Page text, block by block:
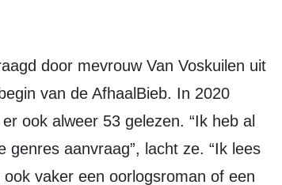
door mevrouw Van Voskuilen uit
van de AfhaalBieb. In 2020
ook alweer 53 gelezen. “Ik heb al
aanvraag”, lacht ze. “Ik lees
vaker een oorlogsroman of een